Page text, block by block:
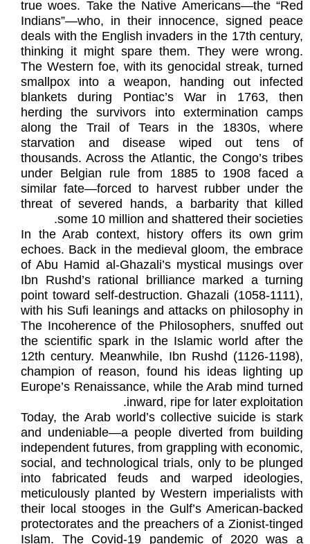
true woes. Take the Native Americans—the “Red
Indians”—who, in their innocence, signed peace
deals with the English invaders in the 17th century,
thinking it might spare them. They were wrong.
The Western foe, with its genocidal streak, turned
smallpox into a weapon, handing out infected
blankets during Pontiac’s War in 1763, then
herding the survivors into extermination camps
along the Trail of Tears in the 1830s, where
starvation and disease wiped out tens of
thousands. Across the Atlantic, the Congo’s tribes
under Belgian rule from 1885 to 1908 faced a
similar fate—forced to harvest rubber under the
threat of severed hands, a barbarity that killed
some 10 million and shattered their societies.
In the Arab context, history offers its own grim
echoes. Back in the medieval gloom, the embrace
of Abu Hamid al-Ghazali’s mystical musings over
Ibn Rushd’s rational brilliance marked a turning
point toward self-destruction. Ghazali (1058-1111),
with his Sufi leanings and attacks on philosophy in
The Incoherence of the Philosophers, snuffed out
the scientific spark in the Islamic world after the
12th century. Meanwhile, Ibn Rushd (1126-1198),
champion of reason, found his ideas lighting up
Europe’s Renaissance, while the Arab mind turned
inward, ripe for later exploitation.
Today, the Arab world’s collective suicide is stark
and undeniable—a people diverted from building
independent futures, from grappling with economic,
social, and technological trials, only to be plunged
into fabricated feuds and warped ideologies,
meticulously planted by Western imperialists with
their local stooges in the Gulf’s American-backed
protectorates and the preachers of a Zionist-tinged
Islam. The Covid-19 pandemic of 2020 was a